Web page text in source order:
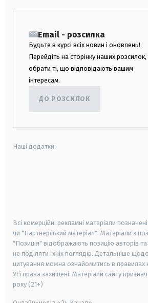
Email - розсилка
Будьте в курсі всіх новин і оновлень!
Перейдіть на сторінку наших
обрати ті, що відповідають вашим
інтересам.
ДО РОЗСИЛОК
Наші додатки:
Всі комерційні рекламні матеріали
чи "Партнерський матеріал". Матеріали з
"Позиція" відображають позицію авторів
не поділяти їхніх поглядів. Детальніше
цитування можна ознайомитись в правилах
Усі права захищені. Матеріали сайту
року (21+)